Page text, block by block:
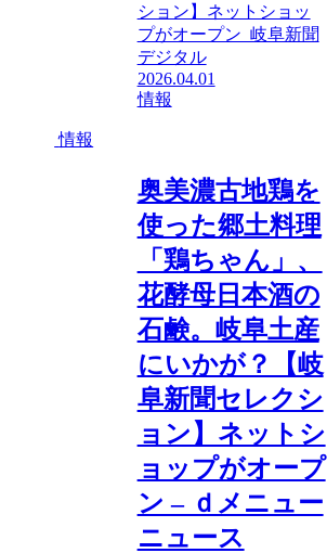
ション】ネットショッ
プがオープン 岐阜新聞
デジタル
2026.04.01
情報
情報
奥美濃古地鶏を
使った郷土料理
「鶏ちゃん」、
花酵母日本酒の
石鹸。岐阜土産
にいかが？【岐
阜新聞セレクシ
ョン】ネットシ
ョップがオープ
ン – ｄメニュー
ニュース